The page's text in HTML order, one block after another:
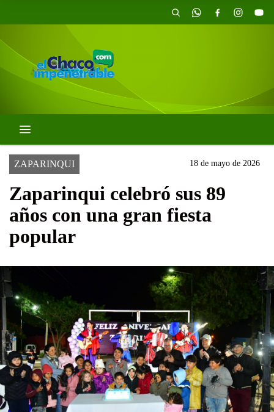
ZAPARINQUI 18 de mayo de 2026
Zaparinqui celebró sus 89
años con una gran fiesta
popular